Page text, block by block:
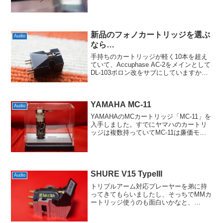
Audio
新品のフォノカートリッジを選ぶ
なら…
手持ちのカートリッジが軽く10本を超え
ていて、Accuphase AC-2をメインとして
DL-103ボロン改をサブにしていますか
した...
Audio YAMAHA MC-11
YAMAHAのMCカートリッジ「MC-11」を
入手しました。すでにヤマハのカートリ
ッジは複数持っていてMC-11は廉価モデ
Audio SHURE V15 TypeIII
トリプルアーム対応プレーヤーを弟に持
ってきてもらいましたし、そっちでMMカ
ートリッジ使うのも面白いかなと、